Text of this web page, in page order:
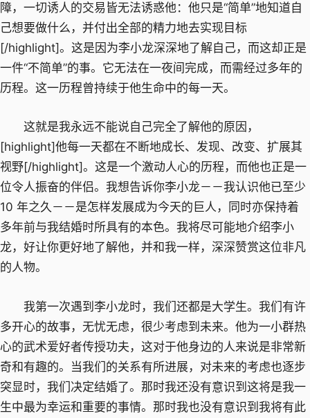
障，一切诱人的交易皆无法诱惑他：他只是“简单”地知道自
己想要做什么，并付出全部的精力地去实现目标
[/highlight]。这是因为李小龙深深地了解自己，而这却正是
一件“不简单”的事。它无法在一夜间完成，而需经过多年的
历程。这一历程曾持续于他生命中的每一天。
这就是我永远不能说自己完全了解他的原因，
[highlight]他每一天都在不断地成长、发现、改变、扩展其
视野[/highlight]。这是一个激动人心的历程，而他也正是一
位令人振奋的伴侣。我想告诉你李小龙－－我认识他已至少
10 年之久－－是怎样发展成为今天的巨人，同时亦保持着
多年前与我结婚时所具有的本色。我将尽可能地介绍李小
龙，好让你更好地了解他，并和我一样，深深赞赏这位非凡
的人物。
我第一次遇到李小龙时，我们还都是大学生。我们有许
多开心的故事，无忧无虑，很少考虑到未来。他为一小群热
心的武术爱好者传授功夫，这对于他身边的人来说是非常新
奇和有趣的。当我们的关系有所进展，对未来的考虑也逐步
突显时，我们决定结婚了。那时我还没有意识到这将是我一
生中最为幸运和重要的事情。那时我也没有意识到我将有此